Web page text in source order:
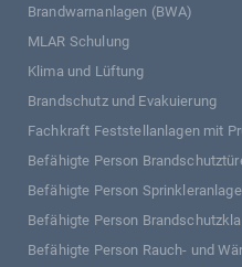
Brandwarnanlagen (BWA)
MLAR Schulung
Klima und Lüftung
Brandschutz und Evakuierung
Fachkraft Feststellanlagen mit
Befähigte Person
Befähigte Person
Befähigte Person
Befähigte Person Rauch- und